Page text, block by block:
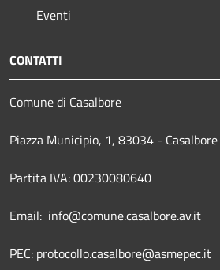
Eventi
CONTATTI
Comune di Casalbore
Piazza Municipio, 1, 83034 - Casalbore
Partita IVA: 00230080640
Email: info@comune.casalbore.av.it
PEC: protocollo.casalbore@asmepec.it